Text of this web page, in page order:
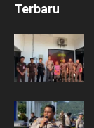
Terbaru